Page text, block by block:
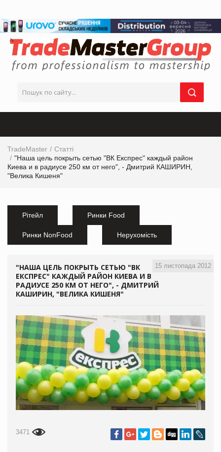
TradeMaster
Статті
"Наша цель покрыть сетью "ВК Експрес" каждый район
Киева и в радиусе 250 км от него", - Дмитрий КАШИРИН,
"Велика Кишеня"
Рітейл Ринки Food
Ринки NonFood Нерухомість
15 листопада 2012
"НАША ЦЕЛЬ ПОКРЫТЬ СЕТЬЮ "ВК
ЕКСПРЕС" КАЖДЫЙ РАЙОН КИЕВА И В
РАДИУСЕ 250 КМ ОТ НЕГО", - ДМИТРИЙ
КАШИРИН, "ВЕЛИКА КИШЕНЯ"
3471